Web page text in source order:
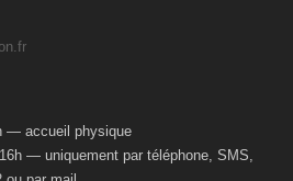
— accueil physique
— uniquement par téléphone, SMS,